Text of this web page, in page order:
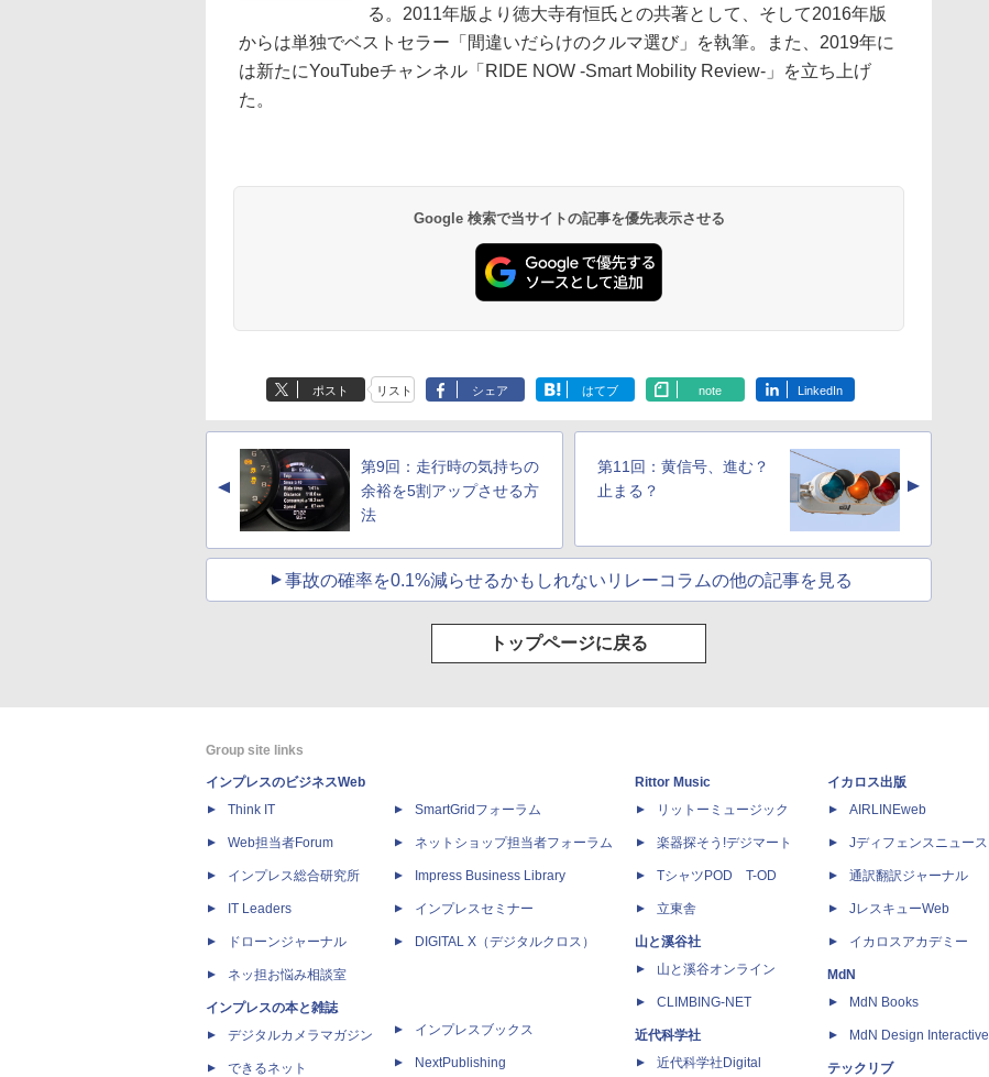
る。2011年版より徳大寺有恒氏との共著として、そして2016年版
からは単独でベストセラー「間違いだらけのクルマ選び」を執筆。また、2019年に
は新たにYouTubeチャンネル「RIDE NOW -Smart Mobility Review-」を立ち上げ
た。
Google 検索で当サイトの記事を優先表示させる
ポスト リスト シェア はてブ note LinkedIn
▲
第9回：走行時の気持ちの
余裕を5割アップさせる方
法
第11回：黄信号、進む？
止まる？
▲
事故の確率を0.1%減らせるかもしれないリレーコラムの他の記事を見る
トップページに戻る
Group site links
インプレスのビジネスWeb
Think IT
Web担当者Forum
インプレス総合研究所
IT Leaders
ドローンジャーナル
ネッ担お悩み相談室
インプレスの本と雑誌
デジタルカメラマガジン
できるネット
SmartGridフォーラム
ネットショップ担当者フォーラム
Impress Business Library
インプレスセミナー
DIGITAL X（デジタルクロス）
インプレスブックス
NextPublishing
Rittor Music
リットーミュージック
楽器探そう!デジマート
TシャツPOD T-OD
立東舎
山と溪谷社
山と溪谷オンライン
CLIMBING-NET
近代科学社
近代科学社Digital
イカロス出版
AIRLINEweb
Jディフェンスニュース
通訳翻訳ジャーナル
JレスキューWeb
イカロスアカデミー
MdN
MdN Books
MdN Design Interactive
テックリブ